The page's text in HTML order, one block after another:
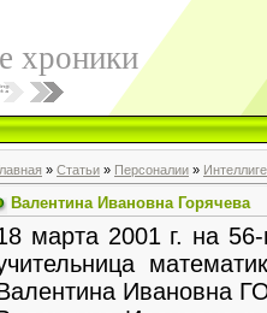
хроники
» Статьи » Персоналии »
Валентина Ивановна Горячева
марта 2001 г. на 56-
Ивановна